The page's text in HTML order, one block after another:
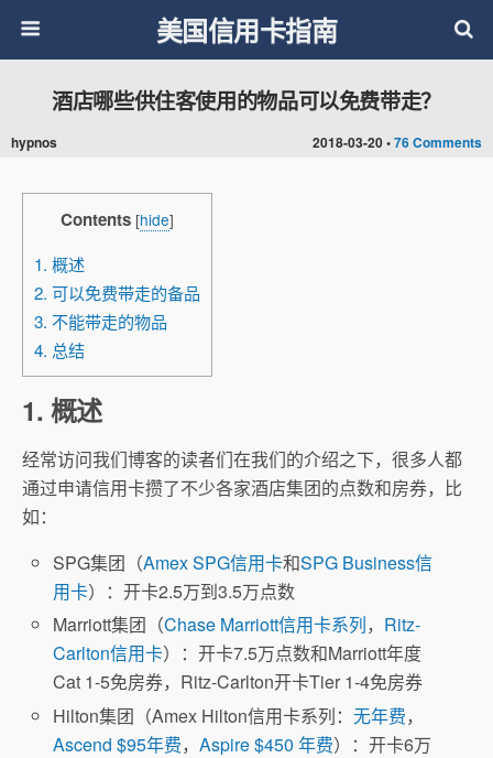
美国信用卡指南
2018-03-20 •76 Comments
酒店哪些供住客使用的物品可以免费带走？
hypnos
Contents [hide]
1. 概述
2. 可以免费带走的备品
3. 不能带走的物品
4. 总结
1. 概述
经常访问我们博客的读者们在我们的介绍之下，很多人都
通过申请信用卡攒了不少各家酒店集团的点数和房券，比
如：
SPG集团（Amex SPG信用卡和SPG Business信
用卡）：开卡2.5万到3.5万点数
Marriott集团（Chase Marriott信用卡系列， Ritz-
Carlton信用卡）：开卡7.5万点数和Marriott年度
Cat 1-5免房券，Ritz-Carlton开卡Tier 1-4免房券
Hilton集团（Amex Hilton信用卡系列：无年费，
Ascend $95年费，Aspire $450 年费）：开卡6万